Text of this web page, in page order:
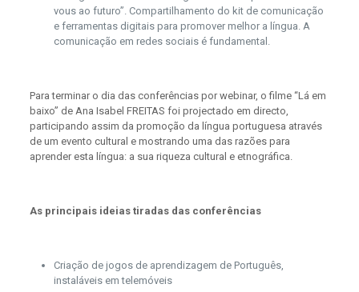
vous ao futuro”. Compartilhamento do kit de comunicação
e ferramentas digitais para promover melhor a língua. A
comunicação em redes sociais é fundamental.
Para terminar o dia das conferências por webinar, o filme “Lá em
baixo” de Ana Isabel FREITAS foi projectado em directo,
participando assim da promoção da língua portuguesa através
de um evento cultural e mostrando uma das razões para
aprender esta língua: a sua riqueza cultural e etnográfica.
As principais ideias tiradas das conferências
Criação de jogos de aprendizagem de Português,
instaláveis em telemóveis